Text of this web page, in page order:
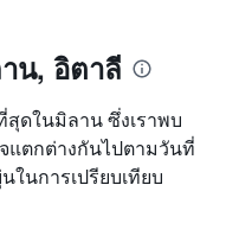
น, อิตาลี
ดในมิลาน ซึ่งเราพบ
แตกต่างกันไปตามวันที่
นการเปรียบเทียบ